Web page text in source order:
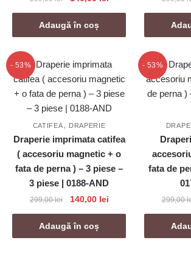
inițial
a
fost:
curent
140,00 lei.
Adaugă în coș
- 53%
CATIFEA, DRAPERIE
Draperie imprimata catifea
( accesoriu magnetic + o
fata de perna ) – 3 piese –
3 piese | 0188-AND
299,00lei
Prețul
inițial
a
fost:
140,00 leiPrețul
curent
140,00 lei.
Adaugă în coș
- 53%
fata de
299,00